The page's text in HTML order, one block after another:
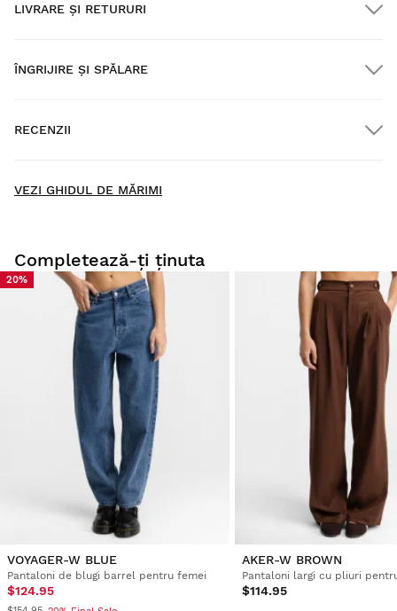
LIVRARE ȘI RETURURI
Livrare la domiciliu la comenzi de peste $300.00
Probează produsele noastre confortabil acasă. Ai la
dispoziție 30 zile de la data livrării pentru a efectua un
Din contul tău de utilizator, poți returna ușor și rapid un
produs din comanda ta.
Afișează rambursarea pe metoda de plată
De la $9.95
ÎNGRIJIRE ȘI SPĂLARE
RECENZII
VEZI GHIDUL DE MĂRIMI
Completează-ți ținuta
20%
VOYAGER-W BLUE
Pantaloni de blugi barrel pentru femei
$124.95
AKER-W BROWN
Pantaloni largi cu pliuri
$114.95